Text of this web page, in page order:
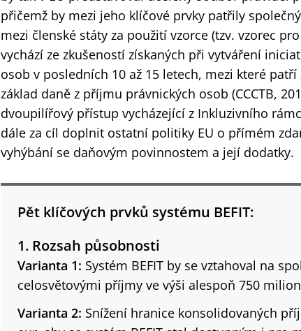
přičemž by mezi jeho klíčové prvky patřily
mezi členské státy za použití vzorce (tzv. vzorec
vychází ze zkušeností získaných při vytváření
osob v posledních 10 až 15 letech, mezi které
základ daně z příjmu právnických osob (CCCTB,
dvoupilířový přístup vycházející z Inkluzivního
dále za cíl doplnit ostatní politiky EU o přímém
vyhýbání se daňovým povinnostem a její dodatky.
Pět klíčových prvků systému BEFIT:
1. Rozsah působnosti
Varianta 1: Systém BEFIT by se vztahoval na
celosvětovými příjmy ve výši alespoň 750
Varianta 2: Snížení hranice konsolidovaných